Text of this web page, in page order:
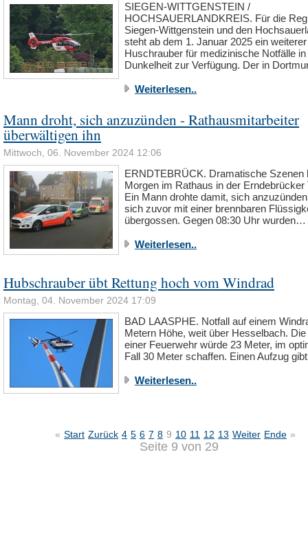
SIEGEN-WITTGENSTEIN /
HOCHSAUERLANDKREIS. Für die
Siegen-Wittgenstein und den
steht ab dem 1. Januar 2025 ein weiterer
Huschrauber für medizinische Notfälle in
Dunkelheit zur Verfügung. Der in
Weiterlesen..
Mann droht, sich anzuzünden - Rathausmitarbeiter
überwältigen ihn
Mittwoch, 06. November 2024 12:06
ERNDTEBRÜCK. Dramatische Szenen
Morgen im Rathaus in der Erndebrücker
Ein Mann drohte damit, sich
sich zuvor mit einer brennbaren
übergossen. Gegen 08:30 Uhr wurden…
Weiterlesen..
Hubschrauber übt Rettung hoch vom Windrad
Montag, 04. November 2024 17:09
BAD LAASPHE. Notfall auf einem
Metern Höhe, weit über Hesselbach.
einer Feuerwehr würde 23 Meter, im
Fall 30 Meter schaffen. Einen Aufzug
Weiterlesen..
« Start Zurück 4 5 6 7 8 9 10 11 12 13 Weiter Ende »
Seite 9 von 29